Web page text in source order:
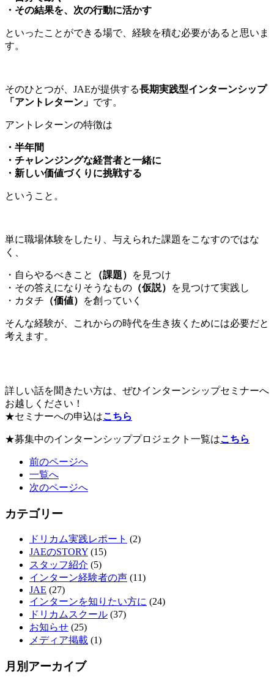
・その結果を、次の行動に活かす
といったことができる場で、経験を積む必要があると思いま
す。
そのひとつが、JAEが提供する長期実践型インターンシップ
「アントレターン」 です。
アントレターンの特徴は
・半年間
・チャレンジングな経営者と一緒に
・新しい価値づくりに挑戦する
ということ。
単に職場体験をしたり、与えられた課題をこなすのではな
く、
・自らやるべきこと （課題）
を見つけ
・その答えになりそうなもの （仮説）
を見つけて実践し
・カタチ （価値） を創っていく
そんな経験が、これからの時代を生き抜くためには必要だと
考えます。
詳しい話を聞きたい方は、ぜひインターンシップセミナーへ
お越しください！
★セミナーへの申込はこちら
★募集中のインターンシッププロジェクト一覧はこちら
前のページへ
一覧へ
次のページへ
カテゴリー
ドリカム実践レポート (2)
JAEのSTORY (15)
スタッフ紹介 (5)
インターン経験者の声 (11)
JAE (27)
インターンを知りたい方に (24)
ドリカムスクール (37)
お知らせ (25)
メディア掲載 (1)
月別アーカイブ